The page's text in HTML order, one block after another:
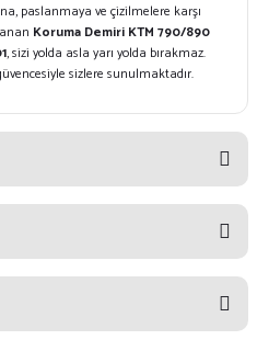
paslanmaya ve çizilmelere karşı
Koruma Demiri KTM 790/890
, sizi yolda asla yarı yolda bırakmaz.
sizlere sunulmaktadır.
Yaz